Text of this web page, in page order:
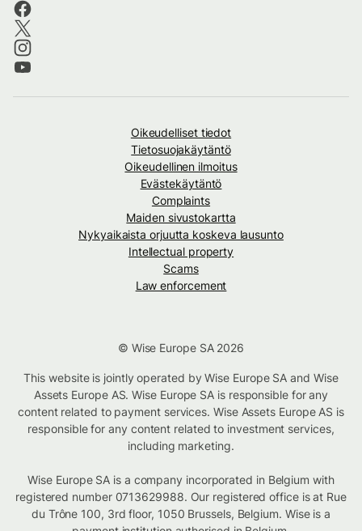
Oikeudelliset tiedot
Tietosuojakäytäntö
Oikeudellinen ilmoitus
Evästekäytäntö
Complaints
Maiden sivustokartta
Nykyaikaista orjuutta koskeva lausunto
Intellectual property
Scams
Law enforcement
© Wise Europe SA 2026
This website is jointly operated by Wise Europe SA and Wise
Assets Europe AS. Wise Europe SA is responsible for any
content related to payment services. Wise Assets Europe AS is
responsible for any content related to investment services,
including marketing.
Wise Europe SA is a company incorporated in Belgium with
registered number 0713629988. Our registered office is at Rue
du Trône 100, 3rd floor, 1050 Brussels, Belgium. Wise is a